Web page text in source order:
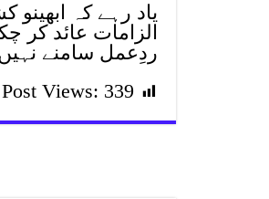
یاد رہے کہ
الزامات عائد کر
ردِعمل سامنے نہیں
Post Views: 339